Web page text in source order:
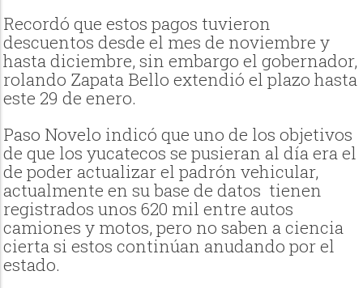
Recordó que estos pagos tuvieron
descuentos desde el mes de noviembre y
hasta diciembre, sin embargo el gobernador,
rolando Zapata Bello extendió el plazo hasta
este 29 de enero.
Paso Novelo indicó que uno de los objetivos
de que los yucatecos se pusieran al día era el
de poder actualizar el padrón vehicular,
actualmente en su base de datos tienen
registrados unos 620 mil entre autos
camiones y motos, pero no saben a ciencia
cierta si estos continúan anudando por el
estado.